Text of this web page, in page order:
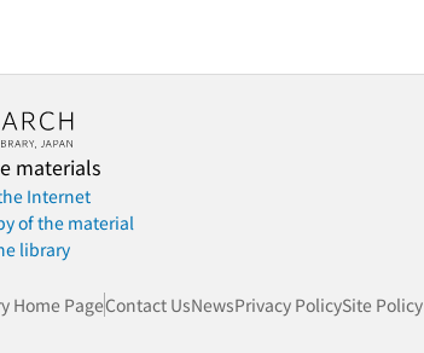
materials
Internet
of the material
library
Home PageContact UsNewsPrivacy PolicySite Policy